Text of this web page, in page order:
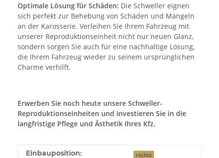
Optimale Lösung für Schäden: Die Schweller eignen
sich perfekt zur Behebung von Schäden und Mängeln
an der Karosserie. Verleihen Sie Ihrem Fahrzeug mit
unserer Reproduktionseinheit nicht nur neuen Glanz,
sondern sorgen Sie auch für eine nachhaltige Lösung,
die Ihrem Fahrzeug wieder zu seinem ursprünglichen
Charme verhilft.
Erwerben Sie noch heute unsere Schweller-
Reproduktionseinheiten und investieren Sie in die
langfristige Pflege und Ästhetik Ihres Kfz.
Produkteigenschaft
Wert
Einbauposition: rechts